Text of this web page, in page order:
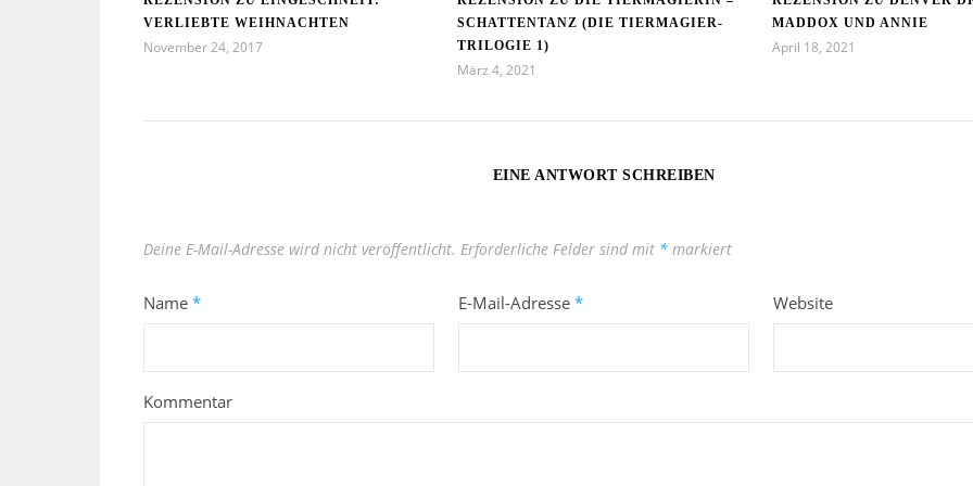
VERLIEBTE WEIHNACHTEN
November 24, 2017
SCHATTENTANZ (DIE TIERMAGIER-
TRILOGIE 1)
März 4, 2021
MADDOX UND ANNIE
April 18, 2021
EINE ANTWORT SCHREIBEN
Deine E-Mail-Adresse wird nicht veröffentlicht. Erforderliche Felder sind mit * markiert
Name * E-Mail-Adresse * Website
Kommentar